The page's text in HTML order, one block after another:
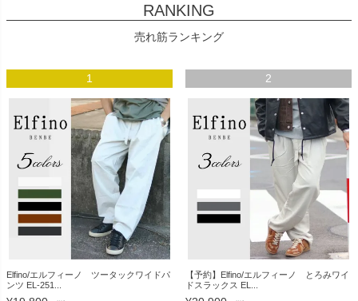
RANKING
売れ筋ランキング
1
Elfino/エルフィーノ ツータックワイドパ
ンツ EL-251...
2
【予約】Elfino/エルフィーノ とろみワイ
ドスラックス EL...